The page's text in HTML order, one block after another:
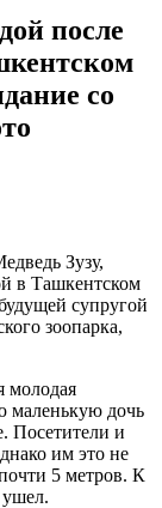
после
со
Зузу,
в Ташкентском
супругой
зоопарка,
молодая
маленькую дочь
Посетители и
им это не
5 метров. К
ушел.